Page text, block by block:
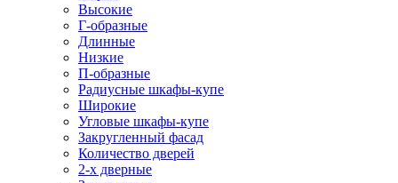
Высокие
Г-образные
Длинные
Низкие
П-образные
Радиусные шкафы-купе
Широкие
Угловые шкафы-купе
Закругленный фасад
Количество дверей
2-х дверные